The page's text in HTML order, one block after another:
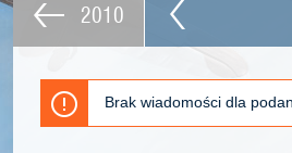
2010
Brak wiadomości dla